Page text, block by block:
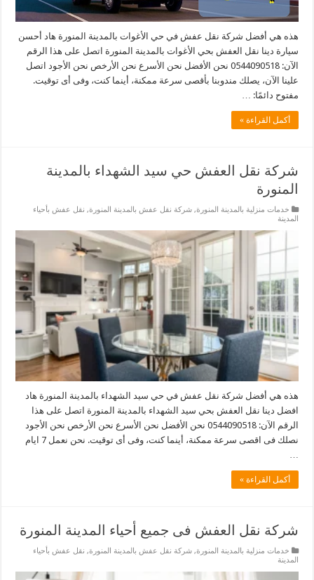
هذه هي أفضل شركة نقل عفش في حي الأغوات بالمدينة المنورة هاد أحسن
سيارة دينا نقل العفش بحي الأغوات بالمدينة المنورة اتصل على هذا الرقم
الآن: 0544090518 نحن الأفضل نحن الأسرع نحن الأرخص نحن الأجود اتصل
علينا الآن، يصلك مندوبنا بأقصى سرعة ممكنة، أينما كنت، وفى أى توقيت.
مفتوح دائمًا: …
أكمل القراءة »
شركة نقل العفش حي سيد الشهداء بالمدينة
المنورة
خدمات منزلية بالمدينة المنورة,شركة نقل عفش بالمدينة المنورة, نقل عفش بأحياء
المدينة
هذه هي أفضل شركة نقل عفش في حي سيد الشهداء بالمدينة المنورة هاد
افضل دينا نقل العفش بحي سيد الشهداء بالمدينة المنورة اتصل على هذا
الرقم الآن: 0544090518 نحن الأفضل نحن الأسرع نحن الأرخص نحن الأجود
نصلك فى اقصى سرعة ممكنة، أينما كنت، وفى أى توقيت. نحن نعمل 7 ايام
…
أكمل القراءة »
شركة نقل العفش فى جميع أحياء المدينة المنورة
خدمات منزلية بالمدينة المنورة,شركة نقل عفش بالمدينة المنورة, نقل عفش بأحياء
المدينة